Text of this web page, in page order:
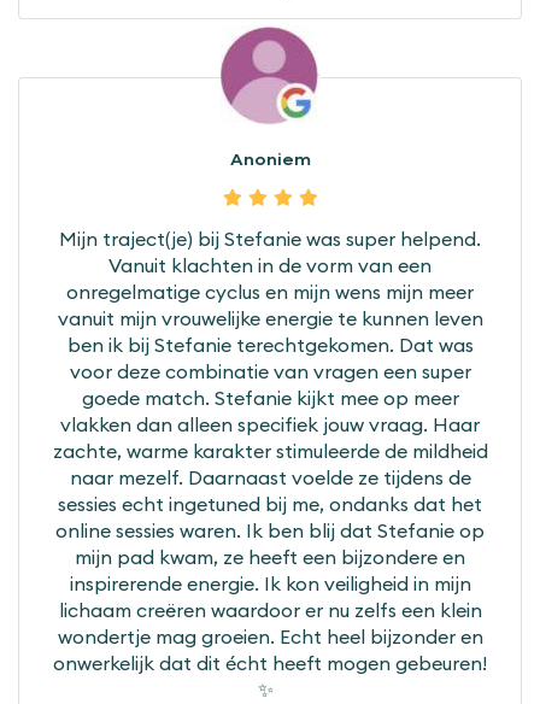
Anoniem
Mijn traject(je) bij Stefanie was super helpend.
Vanuit klachten in de vorm van een
onregelmatige cyclus en mijn wens mijn meer
vanuit mijn vrouwelijke energie te kunnen leven
ben ik bij Stefanie terechtgekomen. Dat was
voor deze combinatie van vragen een super
goede match. Stefanie kijkt mee op meer
vlakken dan alleen specifiek jouw vraag. Haar
zachte, warme karakter stimuleerde de mildheid
naar mezelf. Daarnaast voelde ze tijdens de
sessies echt ingetuned bij me, ondanks dat het
online sessies waren. Ik ben blij dat Stefanie op
mijn pad kwam, ze heeft een bijzondere en
inspirerende energie. Ik kon veiligheid in mijn
lichaam creëren waardoor er nu zelfs een klein
wondertje mag groeien. Echt heel bijzonder en
onwerkelijk dat dit écht heeft mogen gebeuren!
✨